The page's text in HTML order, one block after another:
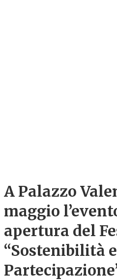
A Palazzo
maggio
apertura del
“Sostenibilità e